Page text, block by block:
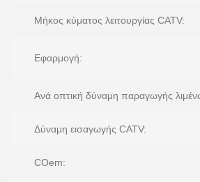
Μήκος κύματος λειτουργίας CATV:
Εφαρμογή:
Ανά οπτική δύναμη παραγωγής
Δύναμη εισαγωγής CATV:
COem: